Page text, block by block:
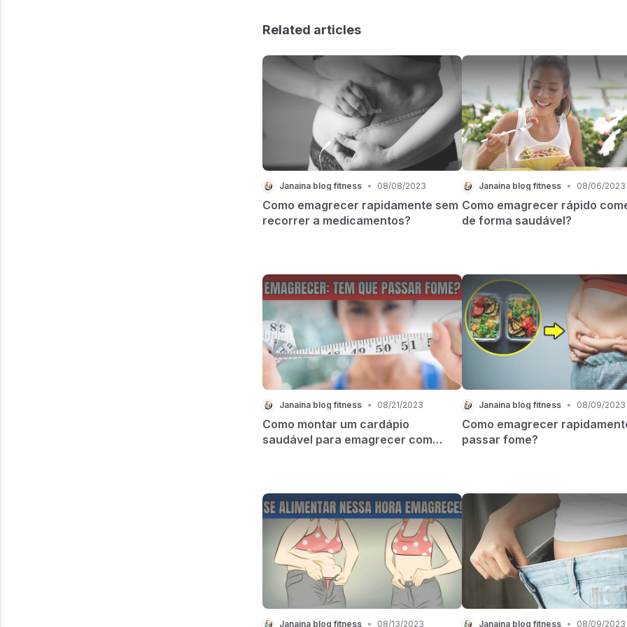
Related articles
Janaina blog fitness • 08/08/2023
Como emagrecer rapidamente sem
recorrer a medicamentos?
Janaina blog fitness • 08/06/2023
Como emagrecer rápido
de forma saudável?
Janaina blog fitness • 08/21/2023
Como montar um cardápio
saudável para emagrecer com
Janaina blog fitness • 08/09/2023
Como emagrecer
passar fome?
Janaina blog fitness • 08/13/2023 Janaina blog fitness • 08/09/2023